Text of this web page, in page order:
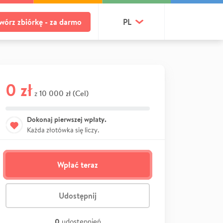
zbiórkę - za darmo PL
0 zł z 10 000 zł (Cel)
Dokonaj pierwszej wpłaty.
Każda złotówka się liczy.
Wpłać teraz
Udostępnij